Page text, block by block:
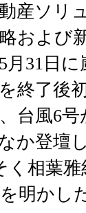
産ソリ
および
月31日
終了後
台風6号
か登壇
く相葉雅
明かし